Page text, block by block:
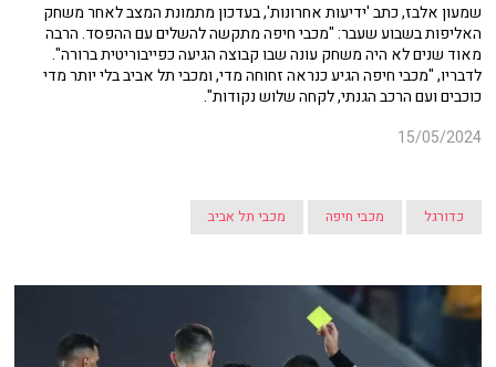
שמעון אלבז, כתב 'ידיעות אחרונות', בעדכון מתמונת המצב לאחר משחק
האליפות בשבוע שעבר: "מכבי חיפה מתקשה להשלים עם ההפסד. הרבה
מאוד שנים לא היה משחק עונה שבו קבוצה הגיעה כפייבוריטית ברורה".
לדבריו, "מכבי חיפה הגיע כנראה זחוחה מדי, ומכבי תל אביב בלי יותר מדי
כוכבים ועם הרכב הגנתי, לקחה שלוש נקודות".
15/05/2024
כדורגל מכבי חיפה מכבי תל אביב